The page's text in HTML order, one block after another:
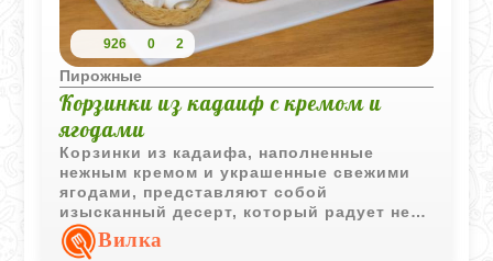
926 0 2
Пирожные
Корзинки из кадаиф с кремом и
ягодами
Корзинки из кадаифа, наполненные
нежным кремом и украшенные свежими
ягодами, представляют собой
изысканный десерт, который радует не
только вкус, но и глаз. Это блюдо -
настоящее украшение стола и
Вилка